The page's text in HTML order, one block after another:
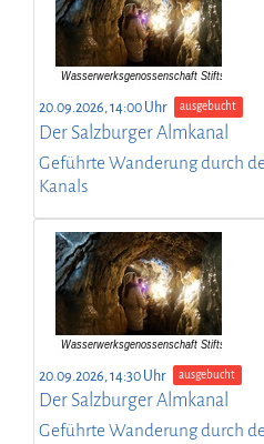
20.09.2026, 14:00 Uhr ausgebucht
Der Salzburger Almkanal
Geführte Wanderung durch
Kanals
20.09.2026, 14:30 Uhr ausgebucht
Der Salzburger Almkanal
Geführte Wanderung durch